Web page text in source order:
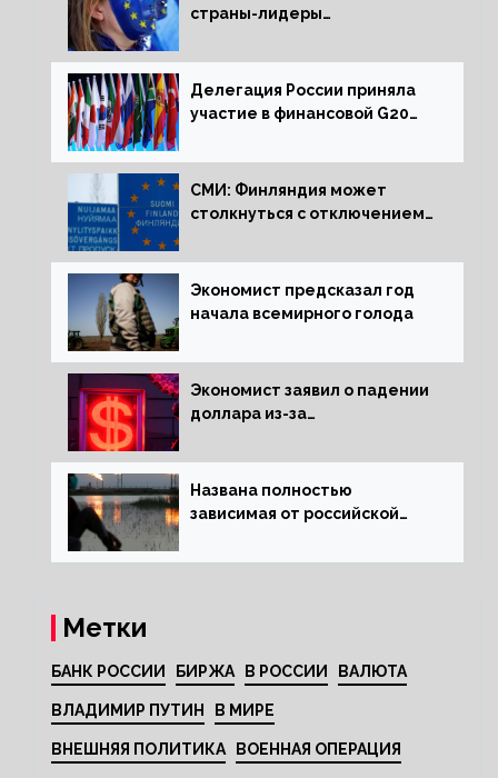
страны-лидеры
активов
Делегация России приняла
участие в финансовой G20
СМИ: Финляндия может
столкнуться с отключением
Экономист предсказал год
начала всемирного голода
Экономист заявил о падении
доллара из-за
Названа полностью
зависимая от российской
Метки
БАНК РОССИИ БИРЖА В РОССИИ ВАЛЮТА
ВЛАДИМИР ПУТИН В МИРЕ
ВНЕШНЯЯ ПОЛИТИКА ВОЕННАЯ ОПЕРАЦИЯ